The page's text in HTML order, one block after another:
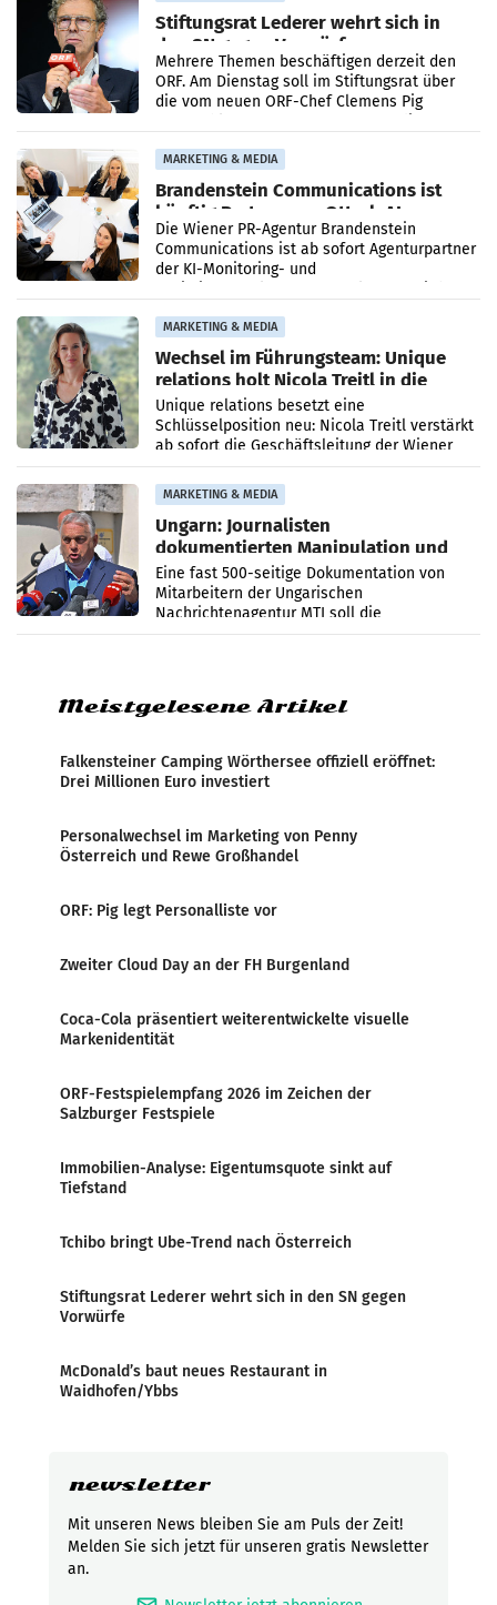
Stiftungsrat Lederer wehrt sich in
den SN gegen Vorwürfe
Mehrere Themen beschäftigen derzeit den
ORF. Am Dienstag soll im Stiftungsrat über
die vom neuen ORF-Chef Clemens Pig
MARKETING & MEDIA
Brandenstein Communications ist
künftig Partner von OtterlyAI
Die Wiener PR-Agentur Brandenstein
Communications ist ab sofort Agenturpartner
der KI-Monitoring- und
MARKETING & MEDIA
Wechsel im Führungsteam: Unique
relations holt Nicola Treitl in die
Geschäftsleitung
Unique relations besetzt eine
Schlüsselposition neu: Nicola Treitl verstärkt
ab sofort die Geschäftsleitung der Wiener
PR-Agentur an der Seite von Josef Kalina und
Anna Kalina-Mahr.
MARKETING & MEDIA
Ungarn: Journalisten
dokumentierten Manipulation und
Zensur
Eine fast 500-seitige Dokumentation von
Mitarbeitern der Ungarischen
Nachrichtenagentur MTI soll die
systematische Nachrichten-Manipulation und
Meistgelesene Artikel
Falkensteiner Camping Wörthersee offiziell eröffnet:
Drei Millionen Euro investiert
Personalwechsel im Marketing von Penny
Österreich und Rewe Großhandel
ORF: Pig legt Personalliste vor
Zweiter Cloud Day an der FH Burgenland
Coca-Cola präsentiert weiterentwickelte visuelle
Markenidentität
ORF-Festspielempfang 2026 im Zeichen der
Salzburger Festspiele
Immobilien-Analyse: Eigentumsquote sinkt auf
Tiefstand
Tchibo bringt Ube-Trend nach Österreich
Stiftungsrat Lederer wehrt sich in den SN gegen
Vorwürfe
McDonald’s baut neues Restaurant in
Waidhofen/Ybbs
newsletter
Mit unseren News bleiben Sie am Puls der Zeit!
Melden Sie sich jetzt für unseren gratis Newsletter
an.